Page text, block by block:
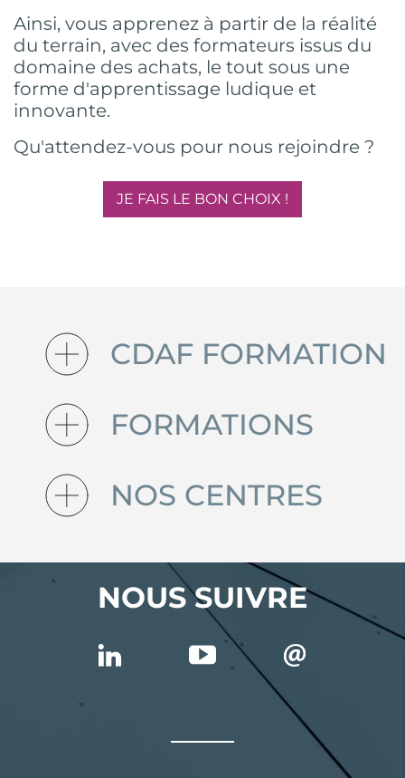
Ainsi, vous apprenez à partir de la réalité
du terrain, avec des formateurs issus du
domaine des achats, le tout sous une
forme d'apprentissage ludique et
innovante.
Qu'attendez-vous pour nous rejoindre ?
JE FAIS LE BON CHOIX !
CDAF FORMATION
FORMATIONS
NOS CENTRES
NOUS SUIVRE